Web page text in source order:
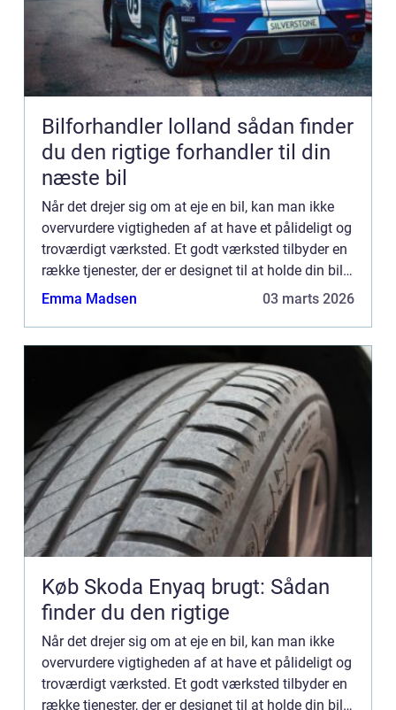
Bilforhandler lolland sådan finder
du den rigtige forhandler til din
næste bil
Når det drejer sig om at eje en bil, kan man ikke
overvurdere vigtigheden af at have et pålideligt og
troværdigt værksted. Et godt værksted tilbyder en
række tjenester, der er designet til at holde din bil
kørende problemfrit, sikkert og effektivt. F...
Emma Madsen 03 marts 2026
Køb Skoda Enyaq brugt: Sådan
finder du den rigtige
Når det drejer sig om at eje en bil, kan man ikke
overvurdere vigtigheden af at have et pålideligt og
troværdigt værksted. Et godt værksted tilbyder en
række tjenester, der er designet til at holde din bil